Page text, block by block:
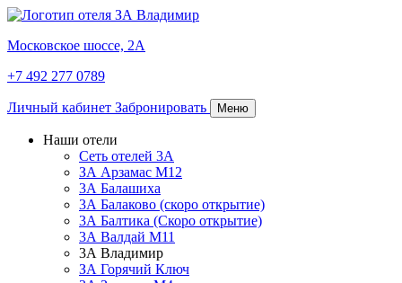
Московское шоссе, 2А
+7 492 277 0789
Личный кабинет Забронировать Меню
Наши отели
Сеть отелей 3А
ЗА Арзамас М12
3А Балашиха
3А Балаково (скоро открытие)
3А Балтика (Скоро открытие)
3А Валдай М11
3А Владимир
ЗА Горячий Ключ